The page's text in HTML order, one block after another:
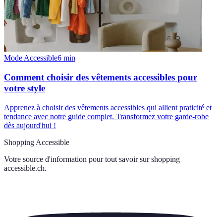
Mode Accessible6 min
Comment choisir des vêtements accessibles pour
votre style
Apprenez à choisir des vêtements accessibles qui allient praticité et
tendance avec notre guide complet. Transformez votre garde-robe
dès aujourd'hui !
Shopping Accessible
Votre source d'information pour tout savoir sur shopping
accessible.ch.